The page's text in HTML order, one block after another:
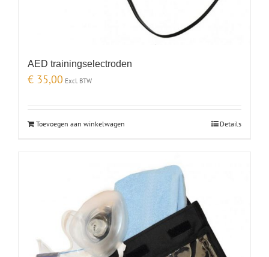
AED trainingselectroden
€ 35,00 Excl. BTW
Toevoegen aan winkelwagen Details